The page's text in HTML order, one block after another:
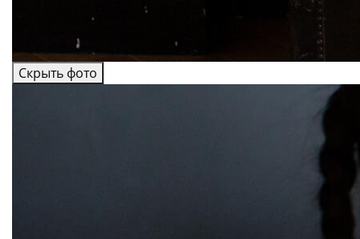
Скрыть фото